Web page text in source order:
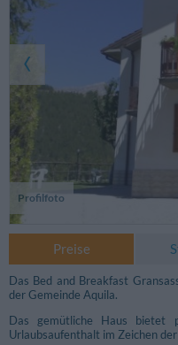
Profilfoto
Preise
Das Bed and Breakfast
der Gemeinde Aquila.
Das gemütliche Haus bietet
Urlaubsaufenthalt im Zeichen